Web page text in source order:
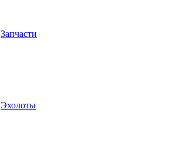
Запчасти
Эхолоты